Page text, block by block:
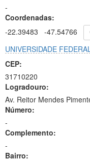
-
Coordenadas:
-22.39483
-47.54766
UNIVERSIDADE
CEP:
31710220
Logradouro:
Av. Reitor Mendes
Número:
-
Complemento:
-
Bairro: